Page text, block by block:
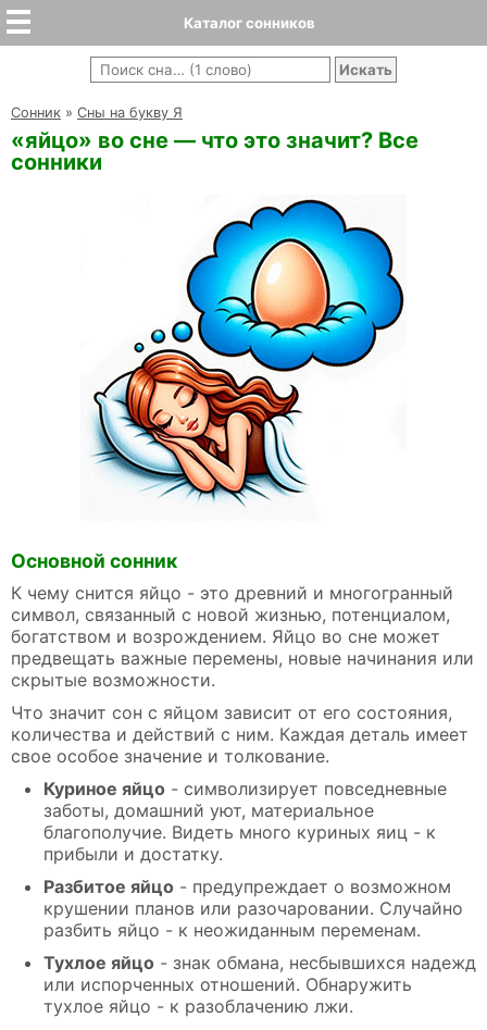
Каталог сонников
Cонник » Сны на букву Я
«яйцо» во сне — что это значит? Все
сонники
Основной сонник
К чему снится яйцо - это древний и многогранный
символ, связанный с новой жизнью, потенциалом,
богатством и возрождением. Яйцо во сне может
предвещать важные перемены, новые начинания или
скрытые возможности.
Что значит сон с яйцом зависит от его состояния,
количества и действий с ним. Каждая деталь имеет
свое особое значение и толкование.
Куриное яйцо - символизирует повседневные
заботы, домашний уют, материальное
благополучие. Видеть много куриных яиц - к
прибыли и достатку.
Разбитое яйцо - предупреждает о возможном
крушении планов или разочаровании. Случайно
разбить яйцо - к неожиданным переменам.
Тухлое яйцо - знак обмана, несбывшихся надежд
или испорченных отношений. Обнаружить
тухлое яйцо - к разоблачению лжи.